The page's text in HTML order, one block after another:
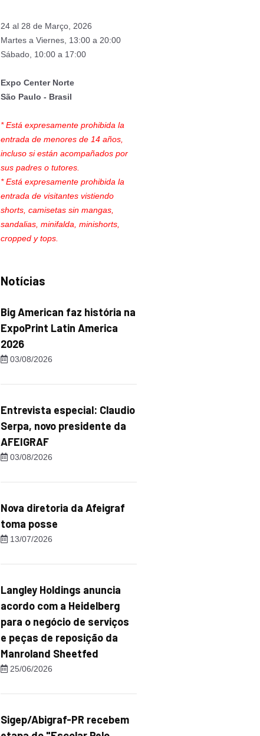
24 al 28 de Março, 2026
Martes a Viernes, 13:00 a 20:00
Sábado, 10:00 a 17:00
Expo Center Norte
São Paulo - Brasil
* Está expresamente prohibida la
entrada de menores de 14 años,
incluso si están acompañados por
sus padres o tutores.
* Está expresamente prohibida la
entrada de visitantes vistiendo
shorts, camisetas sin mangas,
sandalias, minifalda, minishorts,
cropped y tops.
Notícias
Big American faz história na
ExpoPrint Latin America
2026
03/08/2026
Entrevista especial: Claudio
Serpa, novo presidente da
AFEIGRAF
03/08/2026
Nova diretoria da Afeigraf
toma posse
13/07/2026
Langley Holdings anuncia
acordo com a Heidelberg
para o negócio de serviços
e peças de reposição da
Manroland Sheetfed
25/06/2026
Sigep/Abigraf-PR recebem